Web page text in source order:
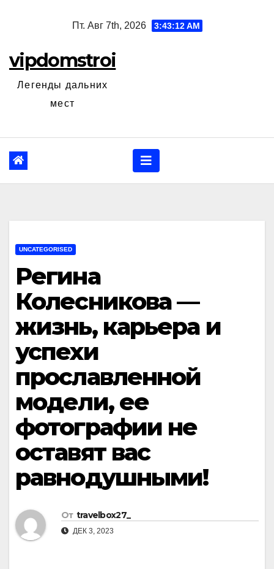
Пт. Авг 7th, 2026 3:43:13 AM
vipdomstroi
Легенды дальних
мест
UNCATEGORISED
Регина
Колесникова —
жизнь, карьера и
успехи
прославленной
модели, ее
фотографии не
оставят вас
равнодушными!
От travelbox27_
ДЕК 3, 2023